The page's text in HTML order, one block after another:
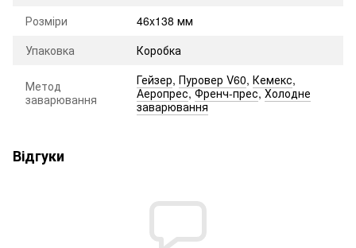
Розміри
46x138 мм
Упаковка
Коробка
Метод
заварювання
Гейзер, Пуровер V60, Кемекс,
Аеропрес,Френч-прес,Холодне
заварювання
Відгуки